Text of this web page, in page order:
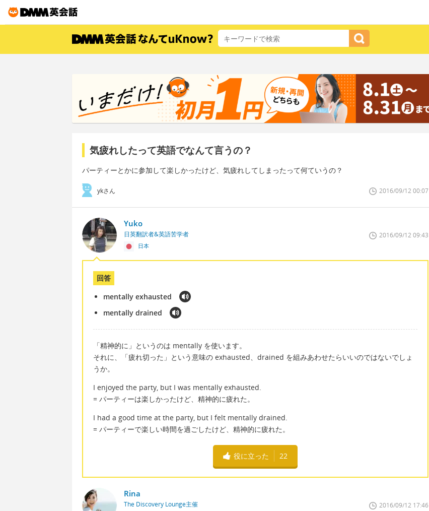
気疲れしたって英語でなんて言うの？
パーティーとかに参加して楽しかったけど、気疲れしてしまったって何ていうの？
ykさん 2016/09/12 00:07
Yuko
日英翻訳者&英語苦学者
日本
2016/09/12 09:43
回答
mentally exhausted
mentally drained
「精神的に」というのは mentally を使います。
それに、「疲れ切った」という意味の exhausted、drained を組みあわせたらいいのではないでしょ
うか。
I enjoyed the party, but I was mentally exhausted.
= パーティーは楽しかったけど、精神的に疲れた。
I had a good time at the party, but I felt mentally drained.
= パーティーで楽しい時間を過ごしたけど、精神的に疲れた。
役に立った 22
Rina
The Discovery Lounge主催 2016/09/12 17:46